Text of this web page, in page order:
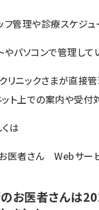
フ管理や診療スケジ
やパソコンで管理し
リニックさまが直接
ト上での案内や受付
は
お医者さん Webサー
お医者さんは